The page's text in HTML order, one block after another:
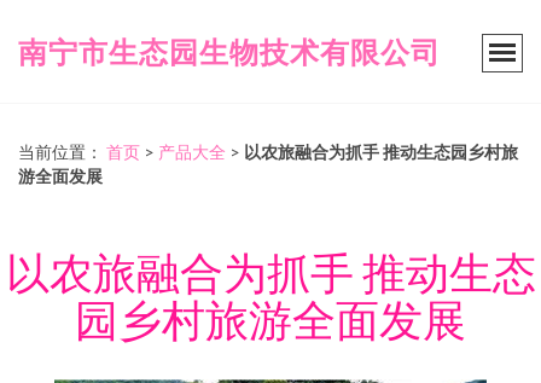
南宁市生态园生物技术有限公司
当前位置： 首页 > 产品大全 > 以农旅融合为抓手 推动生态园乡村旅
游全面发展
以农旅融合为抓手 推动生态
园乡村旅游全面发展